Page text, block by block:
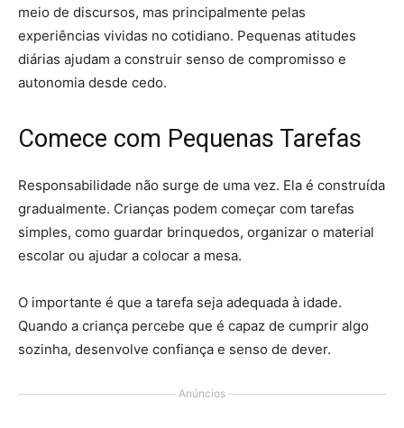
meio de discursos, mas principalmente pelas
experiências vividas no cotidiano. Pequenas atitudes
diárias ajudam a construir senso de compromisso e
autonomia desde cedo.
Comece com Pequenas Tarefas
Responsabilidade não surge de uma vez. Ela é construída
gradualmente. Crianças podem começar com tarefas
simples, como guardar brinquedos, organizar o material
escolar ou ajudar a colocar a mesa.
O importante é que a tarefa seja adequada à idade.
Quando a criança percebe que é capaz de cumprir algo
sozinha, desenvolve confiança e senso de dever.
Anúncios